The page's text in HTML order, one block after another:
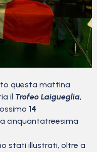
questa mattina
il Trofeo Laigueglia,
14
cinquantatreesima
stati illustrati, oltre a